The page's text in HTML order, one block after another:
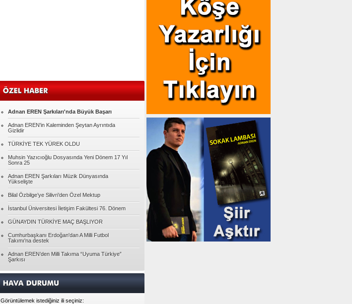
Şennur ROTA
Seksin Kumaşı
Abdulkadir YILMAZ
HER KONUYU ŞİDDETLE ÇÖZMEYE
ÇALIŞIYORUZ.
Kadir Kutlu
Çok mu zor?
Özgenur GEYVE
Pembe gözlüklerinizin dışında bir dünya
Tolga YAVUZ
Ghepetto'nun kütüğü Pinokyo
Pınar BAYÇINAR
Adnan EREN Şarkıları'nda Büyük Başarı
Adnan EREN'in Kaleminden Şeytan Ayrıntıda
Gizlidir
TÜRKİYE TEK YÜREK OLDU
Muhsin Yazıcıoğlu Dosyasında Yeni Dönem 17 Yıl
Sonra 25
Adnan EREN Şarkıları Müzik Dünyasında
Yükselişte
Bilal Özbilge’ye Silivri’den Özel Mektup
İstanbul Üniversitesi İletişim Fakültesi 76. Dönem
GÜNAYDIN TÜRKİYE MAÇ BAŞLIYOR
Cumhurbaşkanı Erdoğan'dan A Milli Futbol
Takımı'na destek
Adnan EREN’den Milli Takıma “Uyuma Türkiye”
Şarkısı
Görüntülemek istediğiniz ili seçiniz: